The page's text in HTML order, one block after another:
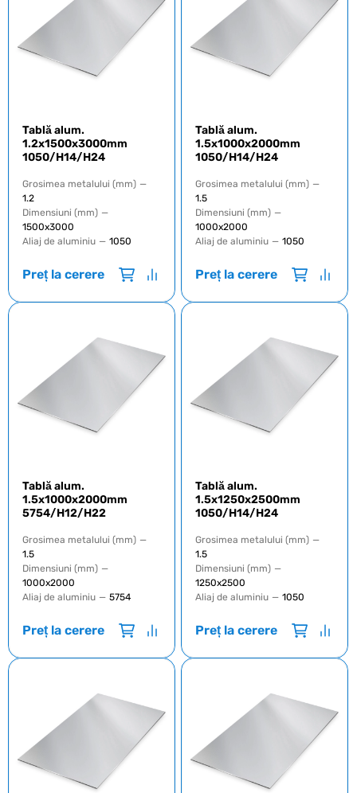
Tablă alum.
1.2x1500x3000mm
1050/H14/H24
Grosimea metalului (mm) —
1.2
Dimensiuni (mm) —
1500х3000
Aliaj de aluminiu — 1050
Preț la cerere
Tablă alum.
1.5x1000x2000mm
1050/H14/H24
Grosimea metalului (mm) —
1.5
Dimensiuni (mm) —
1000х2000
Aliaj de aluminiu — 1050
Preț la cerere
Tablă alum.
1.5x1000x2000mm
5754/H12/H22
Grosimea metalului (mm) —
1.5
Dimensiuni (mm) —
1000х2000
Aliaj de aluminiu — 5754
Preț la cerere
Tablă alum.
1.5x1250x2500mm
1050/H14/H24
Grosimea metalului (mm) —
1.5
Dimensiuni (mm) —
1250х2500
Aliaj de aluminiu — 1050
Preț la cerere